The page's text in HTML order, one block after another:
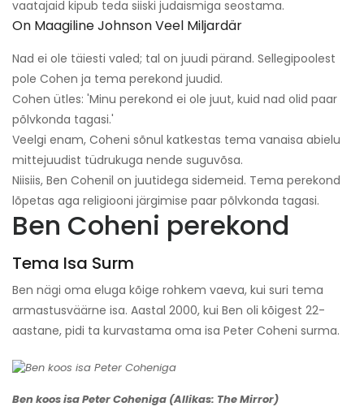
vaatajaid kipub teda siiski judaismiga seostama.
On Maagiline Johnson Veel Miljardär
Nad ei ole täiesti valed; tal on juudi pärand. Sellegipoolest
pole Cohen ja tema perekond juudid.
Cohen ütles: 'Minu perekond ei ole juut, kuid nad olid paar
põlvkonda tagasi.'
Veelgi enam, Coheni sõnul katkestas tema vanaisa abielu
mittejuudist tüdrukuga nende suguvõsa.
Niisiis, Ben Cohenil on juutidega sidemeid. Tema perekond
lõpetas aga religiooni järgimise paar põlvkonda tagasi.
Ben Coheni perekond
Tema Isa Surm
Ben nägi oma eluga kõige rohkem vaeva, kui suri tema
armastusväärne isa. Aastal 2000, kui Ben oli kõigest 22-
aastane, pidi ta kurvastama oma isa Peter Coheni surma.
Ben koos isa Peter Coheniga (Allikas: The Mirror)